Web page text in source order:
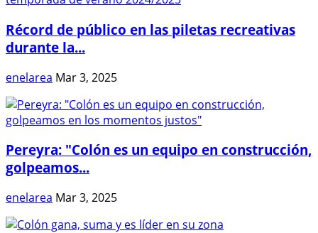
Récord de público en las piletas recreativas
durante la...
enelarea Mar 3, 2025
Pereyra: "Colón es un equipo en construcción,
golpeamos...
enelarea Mar 3, 2025